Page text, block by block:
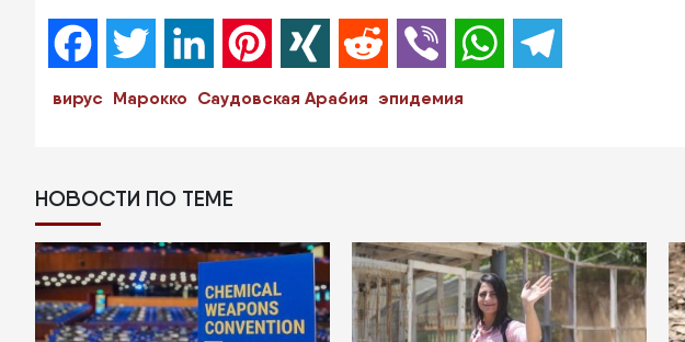
FacebookTwitter LinkedIn Pinterest XING Reddit Viber WhatsApp
вирус Марокко Саудовская Арабия эпидемия
НОВОСТИ ПО ТЕМЕ